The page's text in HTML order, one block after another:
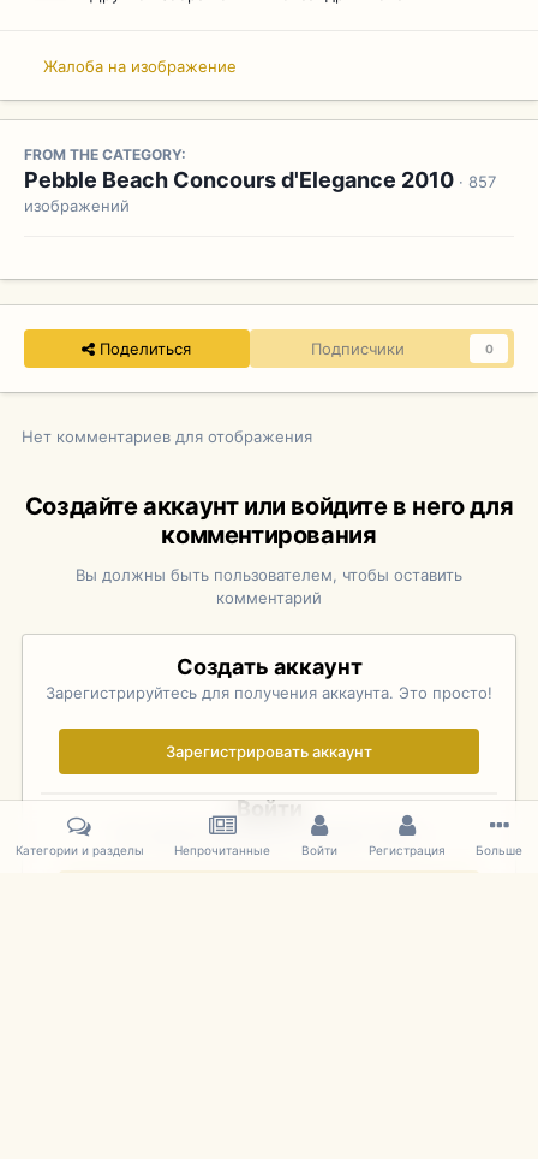
Жалоба на изображение
FROM THE CATEGORY:
Pebble Beach Concours d'Elegance 2010 · 857
изображений
Поделиться Подписчики 0
Нет комментариев для отображения
Создайте аккаунт или войдите в него для
комментирования
Вы должны быть пользователем, чтобы оставить
комментарий
Создать аккаунт
Зарегистрируйтесь для получения аккаунта. Это просто!
Зарегистрировать аккаунт
Войти
Уже зарегистрированы? Войдите здесь.
Категории и разделы Непрочитанные Войти Регистрация Больше